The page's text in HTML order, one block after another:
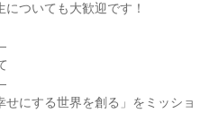
ついても大歓迎です！
にする世界を創る」をミッショ